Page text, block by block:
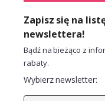
Zapisz się na
newslettera!
Bądź na bieżąco z
rabaty.
Wybierz newsletter: